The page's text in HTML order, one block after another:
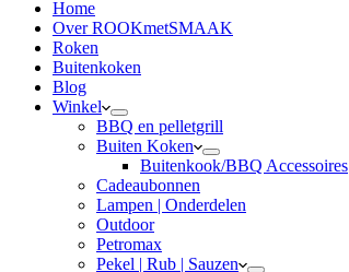
Home
Over ROOKmetSMAAK
Roken
Buitenkoken
Blog
Winkel
BBQ en pelletgrill
Buiten Koken
Buitenkook/BBQ Accessoires
Cadeaubonnen
Lampen | Onderdelen
Outdoor
Petromax
Pekel | Rub | Sauzen